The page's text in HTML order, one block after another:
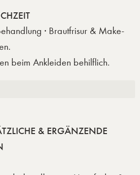
· Brautfrisur & Make-
beim Ankleiden behilflich.
& ERGÄNZENDE